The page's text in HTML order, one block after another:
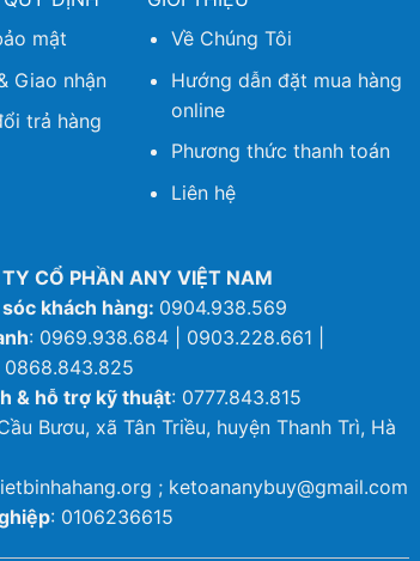
mật
Giao nhận
trả hàng
Về Chúng Tôi
Hướng dẫn đặt mua hàng
online
Phương thức thanh toán
Liên hệ
TY CỔ PHẦN ANY VIỆT NAM
khách hàng: 0904.938.569
: 0969.938.684 | 0903.228.661 |
& hỗ trợ kỹ thuật: 0777.843.815
Bươu, xã Tân Triều, huyện Thanh Trì, Hà
; ketoananybuy@gmail.com
: 0106236615